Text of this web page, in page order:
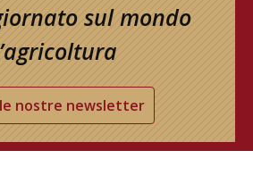
sul mondo
nostre newsletter